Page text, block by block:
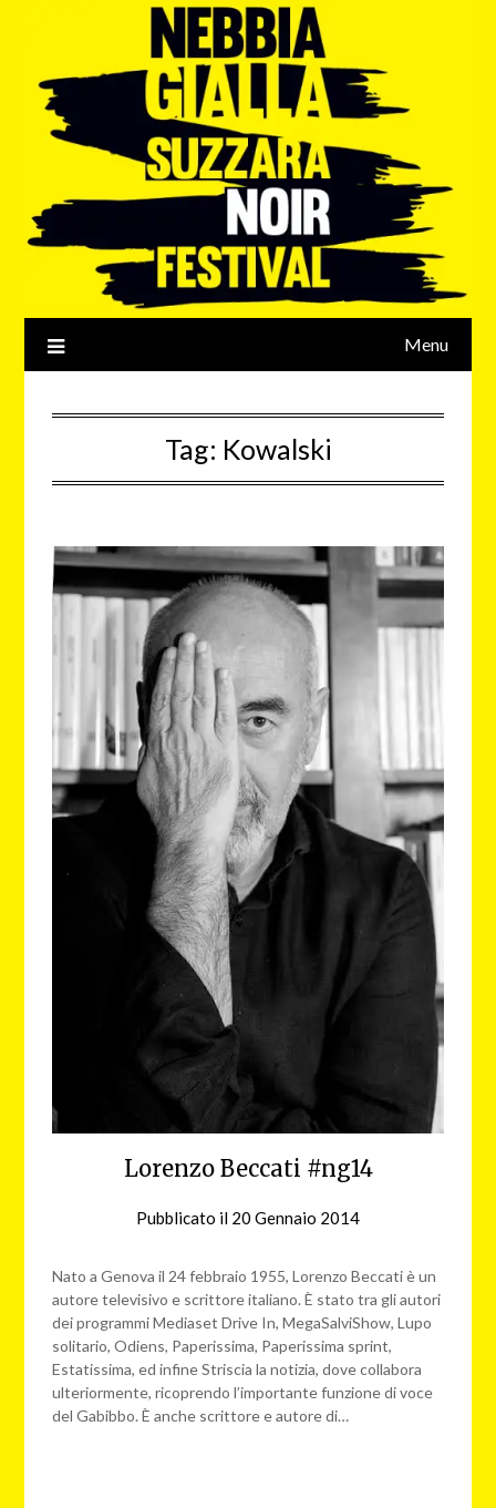
Menu
Tag: Kowalski
Lorenzo Beccati #ng14
Pubblicato il 20 Gennaio 2014
Nato a Genova il 24 febbraio 1955, Lorenzo Beccati è un
autore televisivo e scrittore italiano. È stato tra gli autori
dei programmi Mediaset Drive In, MegaSalviShow, Lupo
solitario, Odiens, Paperissima, Paperissima sprint,
Estatissima, ed infine Striscia la notizia, dove collabora
ulteriormente, ricoprendo l’importante funzione di voce
del Gabibbo. È anche scrittore e autore di…